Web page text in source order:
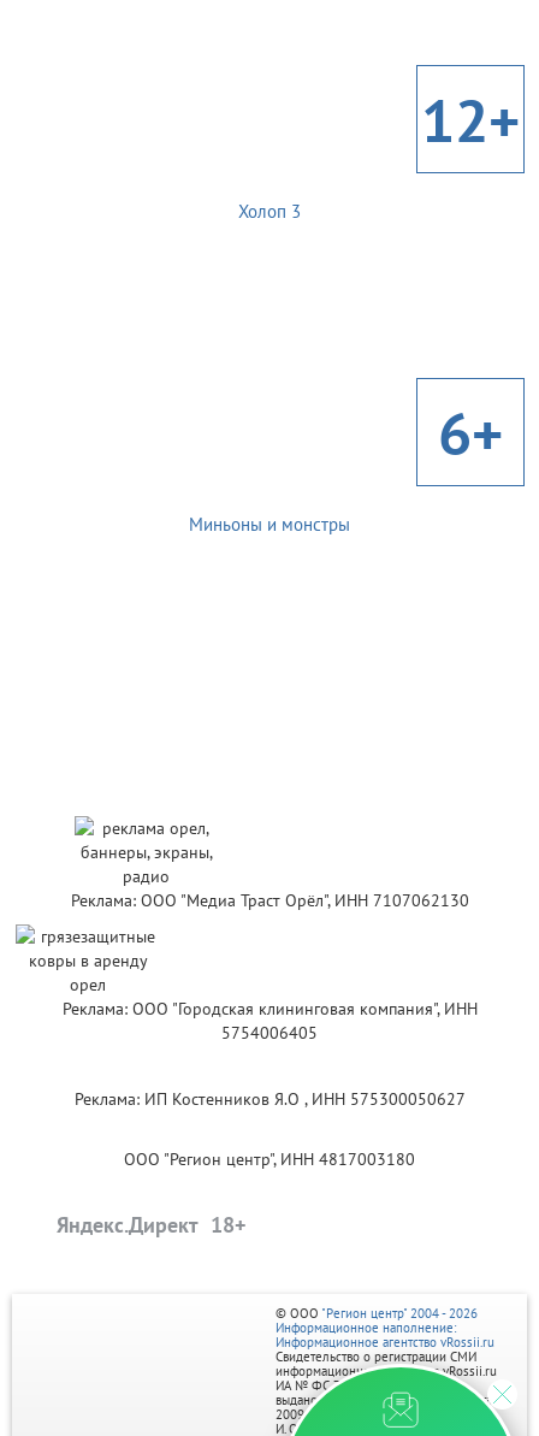
12+
Холоп 3
6+
Миньоны и монстры
Реклама: ООО "Медиа Траст Орёл", ИНН 7107062130
Реклама: ООО "Городская клининговая компания", ИНН
5754006405
Реклама: ИП Костенников Я.О , ИНН 575300050627
ООО "Регион центр", ИНН 4817003180
Яндекс.Директ
© ООО "Регион центр" 2004 - 2026
Информационное наполнение:
Информационное агентство vRossii.ru
Свидетельство о регистрации СМИ
информационного агентства vRossii.ru
ИА № ФС 77‑35502
выдано РОСКОМНАДЗОРом 04 марта
2009г.
И. О. Главного редактора Нарыков А. Н.